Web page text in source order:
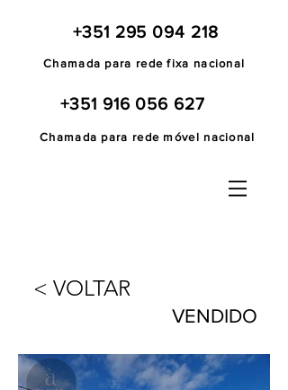
+351 295 094 218
Chamada para rede fixa nacional
+351 916 056 627
Chamada para rede móvel nacional
< VOLTAR
VENDIDO